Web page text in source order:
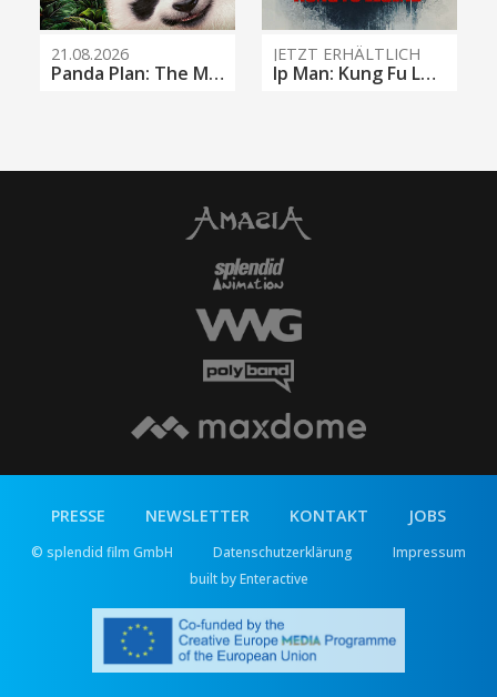
21.08.2026
Panda Plan: The Magical Tribe
JETZT ERHÄLTLICH
Ip Man: Kung Fu Legend
PRESSE NEWSLETTER KONTAKT JOBS
© splendid film GmbH Datenschutzerklärung
Impressum
built by Enteractive